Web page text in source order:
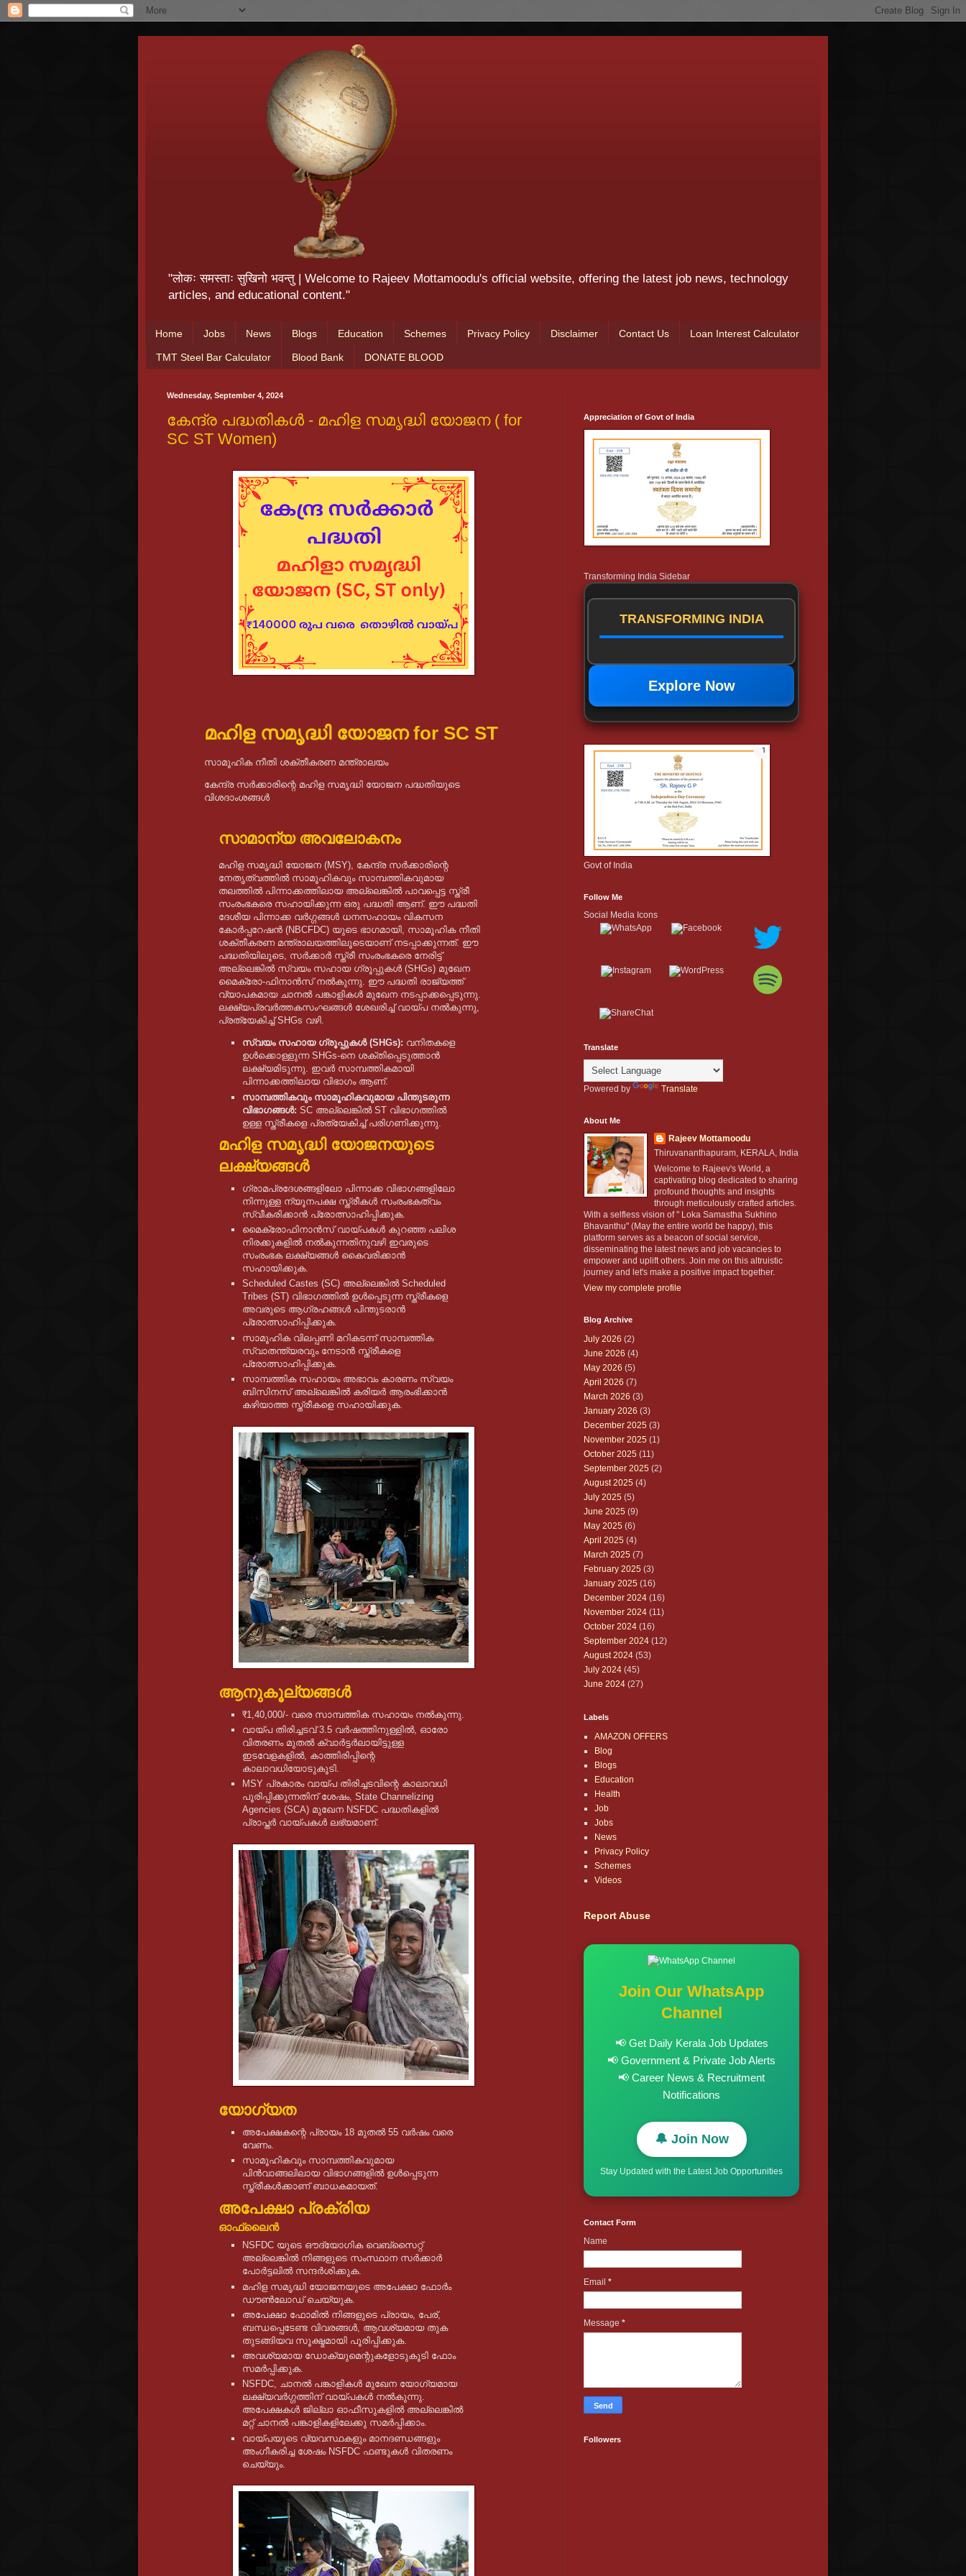
"लोकः समस्ताः सुखिनो भवन्तु | Welcome to Rajeev Mottamoodu's official website, offering the latest job news, technology
articles, and educational content."
Home Jobs News Blogs Education Schemes Privacy Policy Disclaimer Contact Us Loan Interest Calculator
TMT Steel Bar Calculator Blood Bank DONATE BLOOD
Wednesday, September 4, 2024
കേന്ദ്ര പദ്ധതികൾ - മഹിള സമൃദ്ധി യോജന ( for
SC ST Women)
മഹിള സമൃദ്ധി യോജന for SC ST
സാമൂഹിക നീതി ശക്തീകരണ മന്ത്രാലയം
കേന്ദ്ര സർക്കാരിന്റെ മഹിള സമൃദ്ധി യോജന പദ്ധതിയുടെ
വിശദാംശങ്ങൾ
സാമാന്യ അവലോകനം
മഹിള സമൃദ്ധി യോജന (MSY), കേന്ദ്ര സർക്കാരിന്റെ
നേതൃത്വത്തിൽ സാമൂഹികവും സാമ്പത്തികവുമായ
തലത്തിൽ പിന്നാക്കത്തിലായ അല്ലെങ്കിൽ പാവപ്പെട്ട സ്ത്രീ
സംരംഭകരെ സഹായിക്കുന്ന ഒരു പദ്ധതി ആണ്. ഈ പദ്ധതി
ദേശീയ പിന്നാക്ക വർഗ്ഗങ്ങൾ ധനസഹായം വികസന
കോർപ്പറേഷൻ (NBCFDC) യുടെ ഭാഗമായി, സാമൂഹിക നീതി
ശക്തീകരണ മന്ത്രാലയത്തിലൂടെയാണ് നടപ്പാക്കുന്നത്. ഈ
പദ്ധതിയിലൂടെ, സർക്കാർ സ്ത്രീ സംരംഭകരെ നേരിട്ട്
അല്ലെങ്കിൽ സ്വയം സഹായ ഗ്രൂപ്പുകൾ (SHGs) മുഖേന
മൈക്രോ-ഫിനാൻസ് നൽകുന്നു. ഈ പദ്ധതി രാജ്യത്ത്
വ്യാപകമായ ചാനൽ പങ്കാളികൾ മുഖേന നടപ്പാക്കപ്പെടുന്നു.
ലക്ഷ്യപ്രവർത്തകസംഘങ്ങൾ ശേഖരിച്ച് വായ്പ നൽകുന്നു,
പ്രത്യേകിച്ച് SHGs വഴി.
സ്വയം സഹായ ഗ്രൂപ്പുകൾ (SHGs): വനിതകളെ
ഉൾക്കൊള്ളുന്ന SHGs-നെ ശക്തിപ്പെടുത്താൻ
ലക്ഷ്യമിടുന്നു. ഇവർ സാമ്പത്തികമായി
പിന്നാക്കത്തിലായ വിഭാഗം ആണ്.
സാമ്പത്തികവും സാമൂഹികവുമായ പിന്തുടരുന്ന
വിഭാഗങ്ങൾ: SC അല്ലെങ്കിൽ ST വിഭാഗത്തിൽ
ഉള്ള സ്ത്രീകളെ പ്രത്യേകിച്ച് പരിഗണിക്കുന്നു.
മഹിള സമൃദ്ധി യോജനയുടെ
ലക്ഷ്യങ്ങൾ
ഗ്രാമപ്രദേശങ്ങളിലോ പിന്നാക്ക വിഭാഗങ്ങളിലോ
നിന്നുള്ള ന്യൂനപക്ഷ സ്ത്രീകൾ സംരംഭകത്വം
സ്വീകരിക്കാൻ പ്രോത്സാഹിപ്പിക്കുക.
മൈക്രോഫിനാൻസ് വായ്പകൾ കുറഞ്ഞ പലിശ
നിരക്കുകളിൽ നൽകുന്നതിനുവഴി ഇവരുടെ
സംരംഭക ലക്ഷ്യങ്ങൾ കൈവരിക്കാൻ
സഹായിക്കുക.
Scheduled Castes (SC) അല്ലെങ്കിൽ Scheduled
Tribes (ST) വിഭാഗത്തിൽ ഉൾപ്പെടുന്ന സ്ത്രീകളെ
അവരുടെ ആഗ്രഹങ്ങൾ പിന്തുടരാൻ
പ്രോത്സാഹിപ്പിക്കുക.
സാമൂഹിക വിലപ്പണി മറികടന്ന് സാമ്പത്തിക
സ്വാതന്ത്യരവും നേടാൻ സ്ത്രീകളെ
പ്രോത്സാഹിപ്പിക്കുക.
സാമ്പത്തിക സഹായം അഭാവം കാരണം സ്വയം
ബിസിനസ് അല്ലെങ്കിൽ കരിയർ ആരംഭിക്കാൻ
കഴിയാത്ത സ്ത്രീകളെ സഹായിക്കുക.
ആനുകൂല്യങ്ങൾ
₹1,40,000/- വരെ സാമ്പത്തിക സഹായം നൽകുന്നു.
വായ്പ തിരിച്ചടവ് 3.5 വർഷത്തിനുള്ളിൽ, ഓരോ
വിതരണം മുതൽ ക്വാർട്ടർലായിട്ടുള്ള
ഇടവേളകളിൽ, കാത്തിരിപ്പിന്റെ
കാലാവധിയോടുകൂടി.
MSY പ്രകാരം വായ്പ തിരിച്ചടവിന്റെ കാലാവധി
പൂരിപ്പിക്കുന്നതിന് ശേഷം, State Channelizing
Agencies (SCA) മുഖേന NSFDC പദ്ധതികളിൽ
പ്രാപ്തർ വായ്പകൾ ലഭ്യമാണ്.
യോഗ്യത
അപേക്ഷകന്റെ പ്രായം 18 മുതൽ 55 വർഷം വരെ
വേണം.
സാമൂഹികവും സാമ്പത്തികവുമായ
പിന്‍വാങ്ങലിലായ വിഭാഗങ്ങളിൽ ഉൾപ്പെടുന്ന
സ്ത്രീകൾക്കാണ് ബാധകമായത്.
അപേക്ഷാ പ്രക്രിയ
ഓഫ്ലൈൻ
NSFDC യുടെ ഔദ്യോഗിക വെബ്സൈറ്റ്
അല്ലെങ്കിൽ നിങ്ങളുടെ സംസ്ഥാന സർക്കാർ
പോർട്ടലിൽ സന്ദർശിക്കുക.
മഹിള സമൃദ്ധി യോജനയുടെ അപേക്ഷാ ഫോർം
ഡൗൺലോഡ് ചെയ്യുക.
അപേക്ഷാ ഫോമിൽ നിങ്ങളുടെ പ്രായം, പേര്,
ബന്ധപ്പെടേണ്ട വിവരങ്ങൾ, ആവശ്യമായ തുക
തുടങ്ങിയവ സൂക്ഷ്മമായി പൂരിപ്പിക്കുക.
അവശ്യമായ ഡോക്യുമെന്റുകളോടുകൂടി ഫോം
സമർപ്പിക്കുക.
NSFDC, ചാനൽ പങ്കാളികൾ മുഖേന യോഗ്യമായ
ലക്ഷ്യവർഗ്ഗത്തിന് വായ്പകൾ നൽകുന്നു.
അപേക്ഷകൾ ജില്ലാ ഓഫീസുകളിൽ അല്ലെങ്കിൽ
മറ്റ് ചാനൽ പങ്കാളികളിലേക്കു സമർപ്പിക്കാം.
വായ്പയുടെ വ്യവസ്ഥകളും മാനദണ്ഡങ്ങളും
അംഗീകരിച്ച ശേഷം NSFDC ഫണ്ടുകൾ വിതരണം
ചെയ്യും.
Appreciation of Govt of India
Transforming India Sidebar
TRANSFORMING INDIA
Explore Now
Govt of India
Follow Me
Social Media Icons
Translate
Powered by Translate
About Me
Rajeev Mottamoodu
Thiruvananthapuram, KERALA, India
Welcome to Rajeev's World, a
captivating blog dedicated to sharing
profound thoughts and insights
through meticulously crafted articles.
With a selfless vision of " Loka Samastha Sukhino
Bhavanthu" (May the entire world be happy), this
platform serves as a beacon of social service,
disseminating the latest news and job vacancies to
empower and uplift others. Join me on this altruistic
journey and let's make a positive impact together.
View my complete profile
Blog Archive
July 2026 (2)
June 2026 (4)
May 2026 (5)
April 2026 (7)
March 2026 (3)
January 2026 (3)
December 2025 (3)
November 2025 (1)
October 2025 (11)
September 2025 (2)
August 2025 (4)
July 2025 (5)
June 2025 (9)
May 2025 (6)
April 2025 (4)
March 2025 (7)
February 2025 (3)
January 2025 (16)
December 2024 (16)
November 2024 (11)
October 2024 (16)
September 2024 (12)
August 2024 (53)
July 2024 (45)
June 2024 (27)
Labels
AMAZON OFFERS
Blog
Blogs
Education
Health
Job
Jobs
News
Privacy Policy
Schemes
Videos
Report Abuse
Join Our WhatsApp
Channel
📢 Get Daily Kerala Job Updates
📢 Government & Private Job Alerts
📢 Career News & Recruitment
Notifications
🔔 Join Now
Stay Updated with the Latest Job Opportunities
Contact Form
Name
Email *
Message *
Followers